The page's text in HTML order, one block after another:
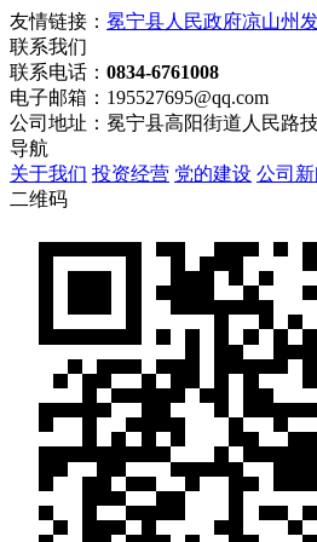
友情链接： 冕宁县人民政府凉山州
联系我们
联系电话： 0834-6761008
电子邮箱：195527695@qq.com
公司地址：冕宁县高阳街道人民路
导航
关于我们 投资经营 党的建设 公司新
二维码